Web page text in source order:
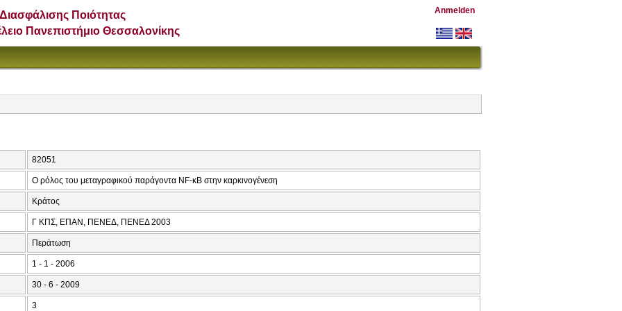
Ποιότητας
Πανεπιστήμιο Θεσσαλονίκης
Anmelden
82051
Ο ρόλος του μεταγραφικού παράγοντα NF-κΒ στην καρκινογένεση
Κράτος
Γ ΚΠΣ, ΕΠΑΝ, ΠΕΝΕΔ, ΠΕΝΕΔ 2003
Περάτωση
1 - 1 - 2006
30 - 6 - 2009
3